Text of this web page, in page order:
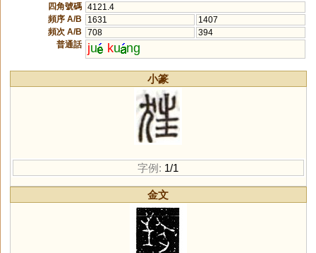
四角號碼 4121.4
頻序 A/B
1631
1407
頻次 A/B
708
394
普通話
ju ku ng
小篆
字例: 1/1
金文